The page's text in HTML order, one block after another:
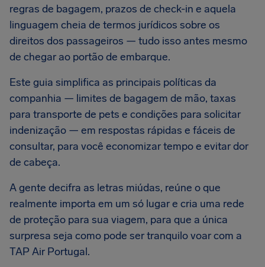
regras de bagagem, prazos de check-in e aquela
linguagem cheia de termos jurídicos sobre os
direitos dos passageiros — tudo isso antes mesmo
de chegar ao portão de embarque.
Este guia simplifica as principais políticas da
companhia — limites de bagagem de mão, taxas
para transporte de pets e condições para solicitar
indenização — em respostas rápidas e fáceis de
consultar, para você economizar tempo e evitar dor
de cabeça.
A gente decifra as letras miúdas, reúne o que
realmente importa em um só lugar e cria uma rede
de proteção para sua viagem, para que a única
surpresa seja como pode ser tranquilo voar com a
TAP Air Portugal.